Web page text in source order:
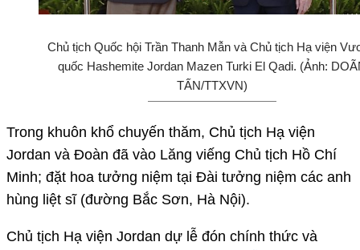
Chủ tịch Quốc hội Trần Thanh Mẫn và Chủ tịch Hạ viện
quốc Hashemite Jordan Mazen Turki El Qadi. (Ảnh:
TẤN/TTXVN)
Trong khuôn khổ chuyến thăm, Chủ tịch Hạ viện
Jordan và Đoàn đã vào Lăng viếng Chủ tịch Hồ Chí
Minh; đặt hoa tưởng niệm tại Đài tưởng niệm các anh
hùng liệt sĩ (đường Bắc Sơn, Hà Nội).
Chủ tịch Hạ viện Jordan dự lễ đón chính thức và